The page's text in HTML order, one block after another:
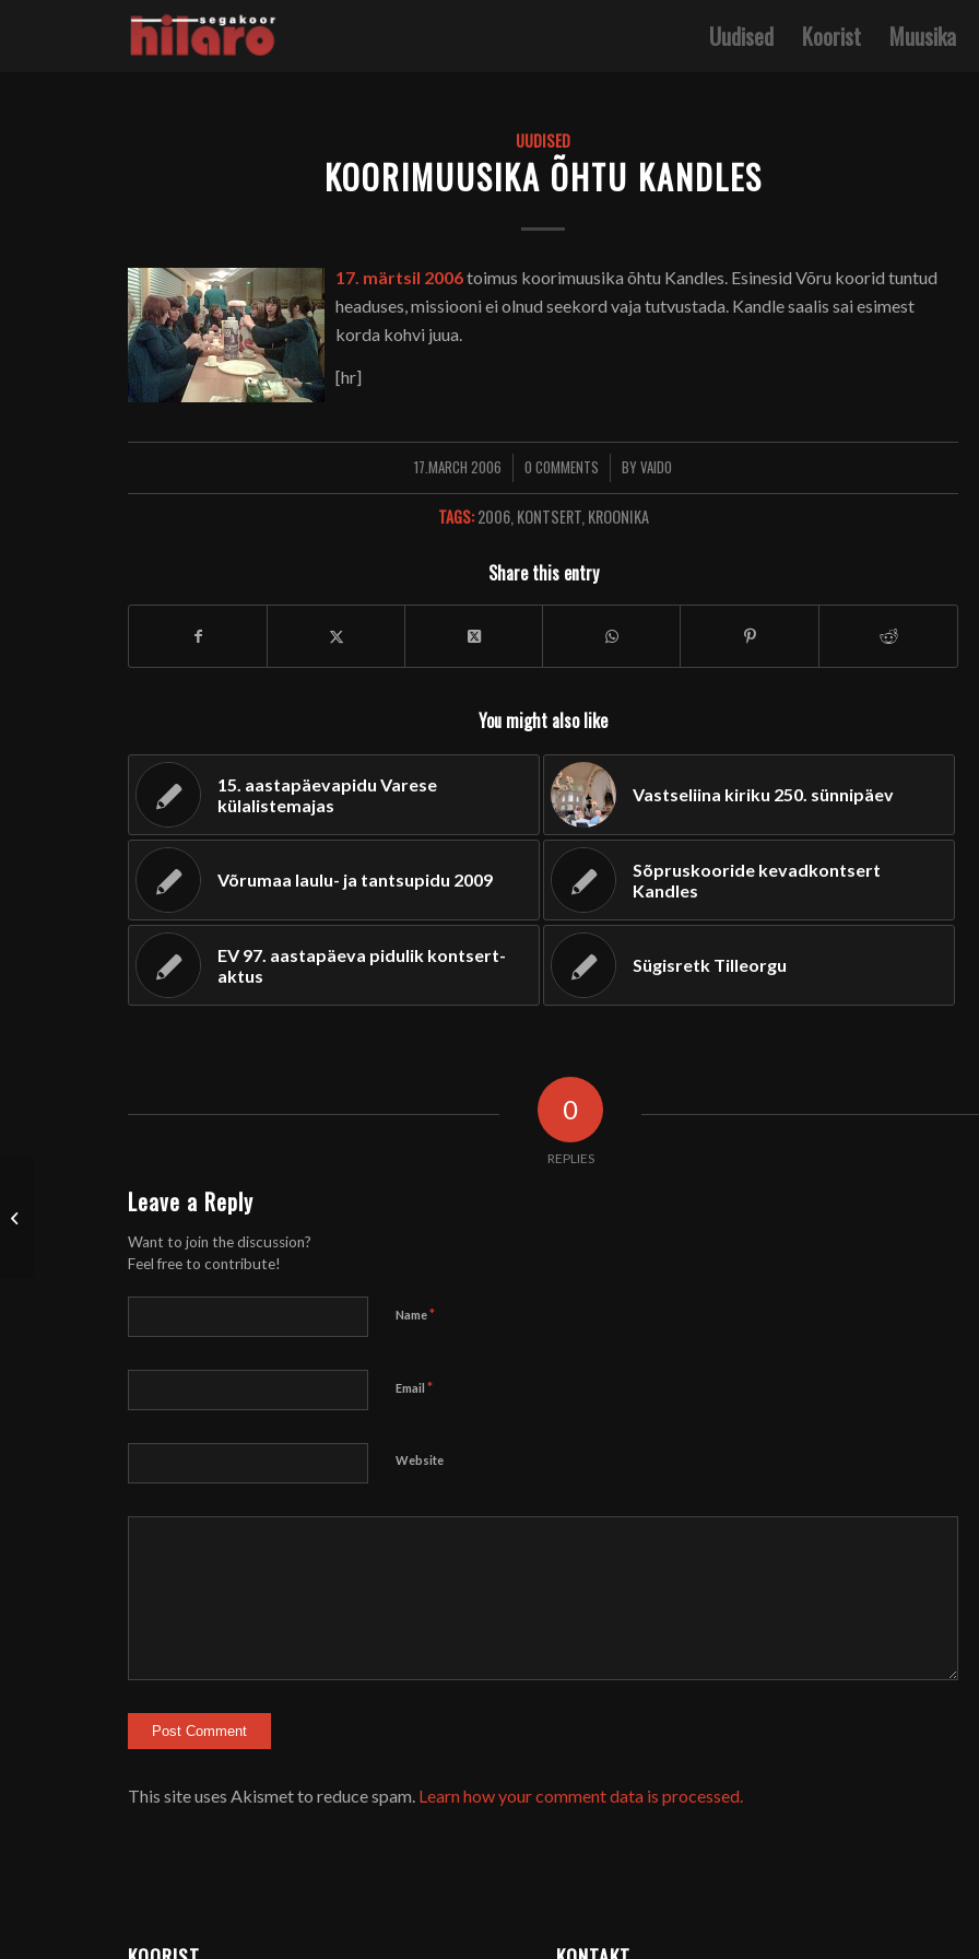
Uudised Koorist Muusika
UUDISED
KOORIMUUSIKA ÕHTU KANDLES
17. märtsil 2006toimus koorimuusika õhtu Kandles. Esinesid Võru koorid tuntud
headuses, missiooni ei olnud seekord vaja tutvustada. Kandle saalis sai esimest
korda kohvi juua.
[hr]
17.MARCH 2006
/ 0 COMMENTS
/ BYVAIDO
TAGS: 2006, KONTSERT, KROONIKA
Share this entry
You might also like
15. aastapäevapidu Varese
külalistemajas
Vastseliina kiriku 250. sünnipäev
Võrumaa laulu- ja tantsupidu 2009
Sõpruskooride kevadkontsert
Kandles
EV 97. aastapäeva pidulik kontsert-
aktus
Sügisretk Tilleorgu
0
REPLIES
Leave a Reply
Want to join the discussion?
Feel free to contribute!
Name*
Email*
Website
This site uses Akismet to reduce spam. Learn how your comment data is processed.
“Aastaajad – Talv” Tartus